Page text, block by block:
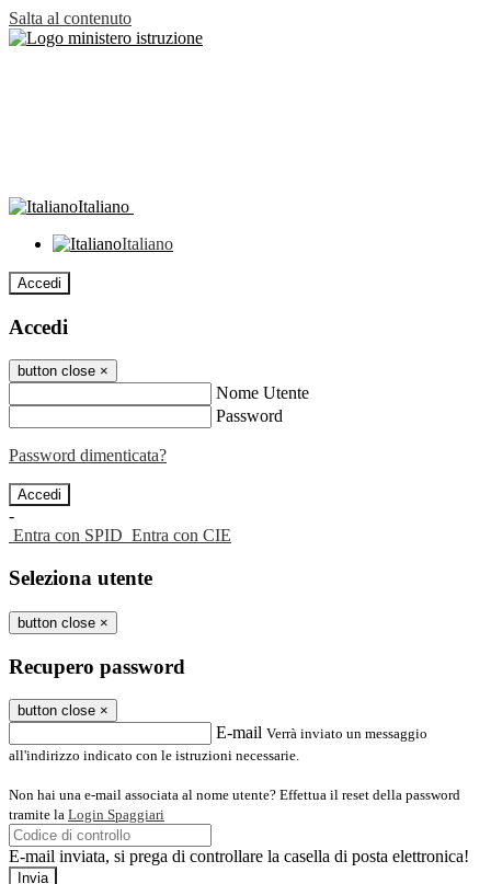
Salta al contenuto
Italiano
Italiano
Accedi
Accedi
button close ×
Nome Utente
Password
Password dimenticata?
-
Entra con SPID Entra con CIE
Seleziona utente
button close ×
Recupero password
button close ×
E-mail Verrà inviato un messaggio
all'indirizzo indicato con le istruzioni necessarie.
Non hai una e-mail associata al nome utente? Effettua il reset della password
tramite la Login Spaggiari
E-mail inviata, si prega di controllare la casella di posta elettronica!